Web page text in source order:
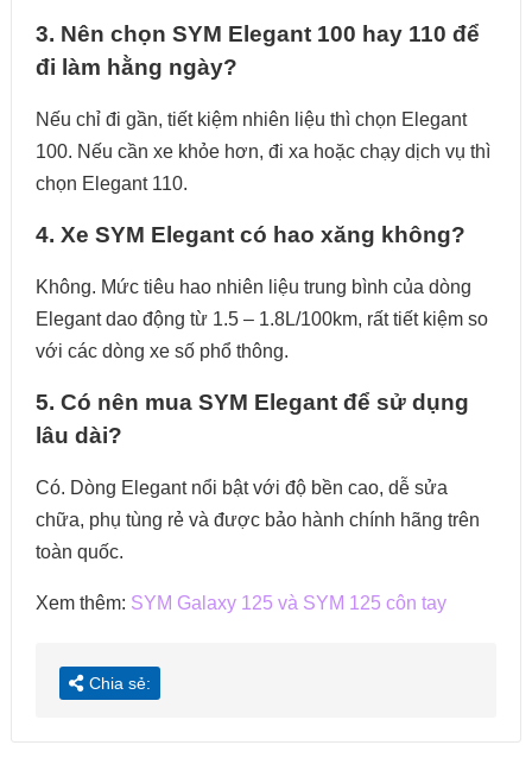
3. Nên chọn SYM Elegant 100 hay 110 để
đi làm hằng ngày?
Nếu chỉ đi gần, tiết kiệm nhiên liệu thì chọn Elegant
100. Nếu cần xe khỏe hơn, đi xa hoặc chạy dịch vụ thì
chọn Elegant 110.
4. Xe SYM Elegant có hao xăng không?
Không. Mức tiêu hao nhiên liệu trung bình của dòng
Elegant dao động từ 1.5 – 1.8L/100km, rất tiết kiệm so
với các dòng xe số phổ thông.
5. Có nên mua SYM Elegant để sử dụng
lâu dài?
Có. Dòng Elegant nổi bật với độ bền cao, dễ sửa
chữa, phụ tùng rẻ và được bảo hành chính hãng trên
toàn quốc.
Xem thêm: SYM Galaxy 125 và SYM 125 côn tay
Chia sẻ: